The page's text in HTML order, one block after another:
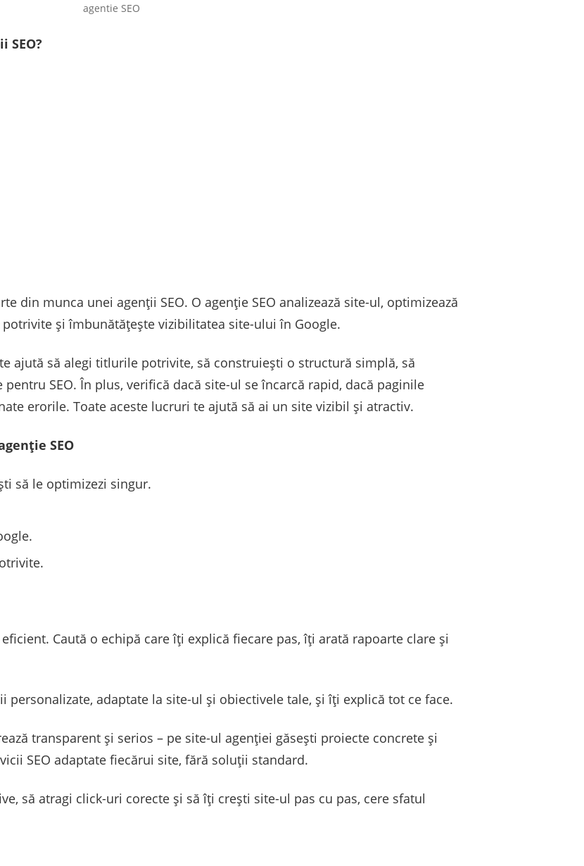
agentie SEO
SEO?
din munca unei agenții SEO. O agenție SEO analizează site-ul, optimizează
și îmbunătățește vizibilitatea site-ului în Google.
ajută să alegi titlurile potrivite, să construiești o structură simplă, să
SEO. În plus, verifică dacă site-ul se încarcă rapid, dacă paginile
erorile. Toate aceste lucruri te ajută să ai un site vizibil și atractiv.
SEO
să le optimizezi singur.
Caută o echipă care îți explică fiecare pas, îți arată rapoarte clare și
adaptate la site-ul și obiectivele tale, și îți explică tot ce face.
transparent și serios – pe site-ul agenției găsești proiecte concrete și
SEO adaptate fiecărui site, fără soluții standard.
să atragi click-uri corecte și să îți crești site-ul pas cu pas, cere sfatul